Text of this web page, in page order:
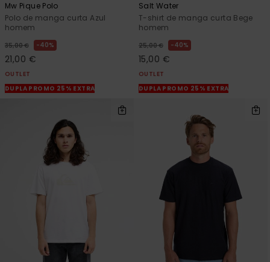
Mw Pique Polo
Polo de manga curta Azul
homem
35,00 € 40%
21,00 €
OUTLET
DUPLA PROMO 25% EXTRA
Salt Water
T-shirt de manga curta Bege
homem
25,00 € 40%
15,00 €
OUTLET
DUPLA PROMO 25% EXTRA